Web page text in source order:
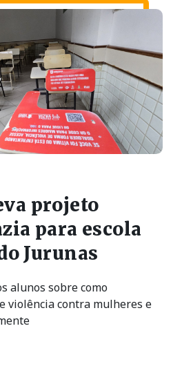
projeto
para escola
Jurunas
alunos sobre como
violência contra mulheres e